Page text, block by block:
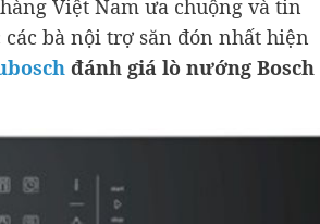
Việt Nam ưa chuộng và tin
bà nội trợ săn đón nhất hiện
đánh giá lò nướng Bosch